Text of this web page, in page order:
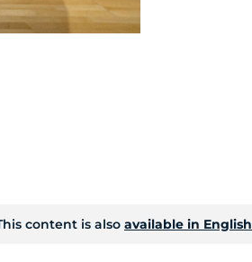
content is alsoavailable in English